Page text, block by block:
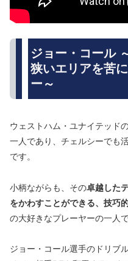
ジョー・コール
狭いエリアを苦
ー～
ウェストハム・ユナイテッド
一人であり、チェルシーでも
です。
小柄ながらも、その卓越した
をかわすことができる、技巧
の大好きなプレーヤーの一人
ジョー・コール選手のドリブ